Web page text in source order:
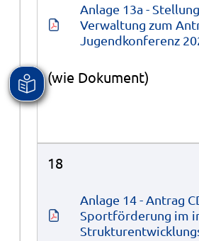
Anlage 13a -
Verwaltung zum
Jugendkonferenz
(wie Dokument)
18
Anlage 14 - Antrag
Sportförderung im